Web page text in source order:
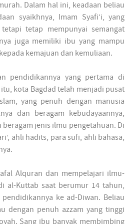
Dalam hal ini, keadaan beliau
syaikhnya, Imam Syafi‘i, yang
tetap mempunyai semangat
juga memiliki ibu yang mampu
kemajuan dan kemuliaan.
pendidikannya yang pertama di
kota Bagdad telah menjadi pusat
yang penuh dengan manusia
dan beragam kebudayaannya,
jenis ilmu pengetahuan. Di
ahli hadits, para sufi, ahli bahasa,
Alquran dan mempelajari ilmu-
al-Kuttab saat berumur 14 tahun,
ke ad-Diwan. Beliau
dengan penuh azzam yang tinggi
Sang ibu banyak membimbing